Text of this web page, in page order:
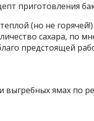
приготовления
(но не
сахара, по
предстоящей